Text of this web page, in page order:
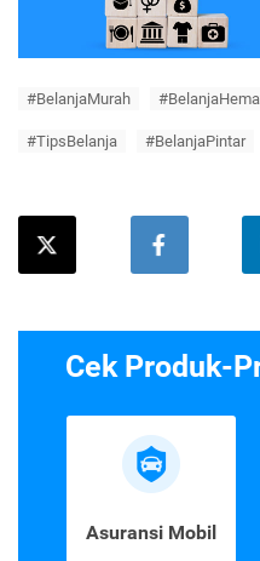
#BelanjaMurah
#TipsBelanja #BelanjaPintar
Cek Produk-
Asuransi Mobil